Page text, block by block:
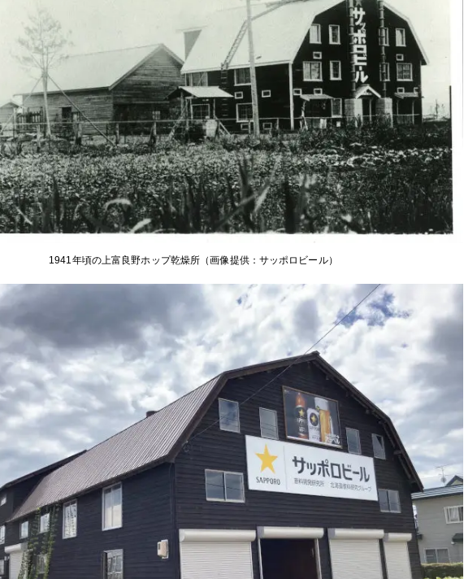
1941年頃の上富良野ホップ乾燥所（画像提供：サッポロビール）